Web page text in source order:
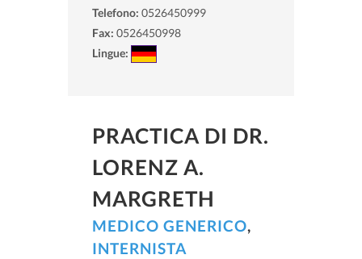
Telefono: 0526450999
Fax: 0526450998
Lingue:
PRACTICA DI DR.
LORENZ A.
MARGRETH
MEDICO GENERICO,
INTERNISTA